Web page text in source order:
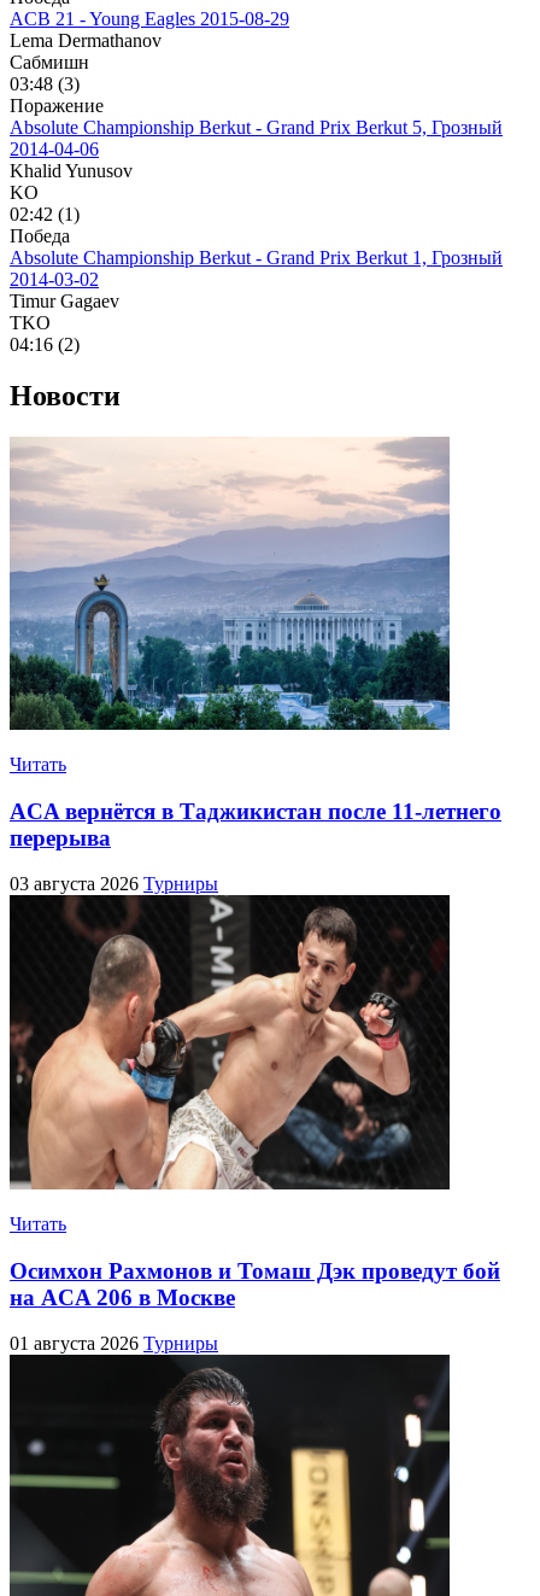
ACB 21 - Young Eagles 2015-08-29
Lema Dermathanov
Сабмишн
03:48 (3)
Поражение
Absolute Championship Berkut - Grand Prix Berkut 5, Грозный
2014-04-06
Khalid Yunusov
KO
02:42 (1)
Победа
Absolute Championship Berkut - Grand Prix Berkut 1, Грозный
2014-03-02
Timur Gagaev
TKO
04:16 (2)
Новости
Читать
ACA вернётся в Таджикистан после 11-летнего
перерыва
03 августа 2026 Турниры
Читать
Осимхон Рахмонов и Томаш Дэк проведут бой
на ACA 206 в Москве
01 августа 2026 Турниры